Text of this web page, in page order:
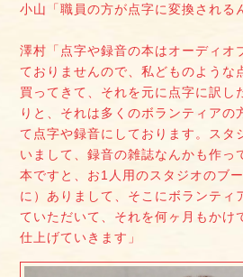
小山「職員の方が点字に変換される
澤村「点字や録音の本はオーディオ
ておりませんので、私どものような
買ってきて、それを元に点字に訳し
りと、それは多くのボランティアの
て点字や録音にしております。スタ
いまして、録音の雑誌なんかも作っ
本ですと、お1人用のスタジオのブ
に）ありまして、そこにボランティ
ていただいて、それを何ヶ月もかけ
仕上げていきます」